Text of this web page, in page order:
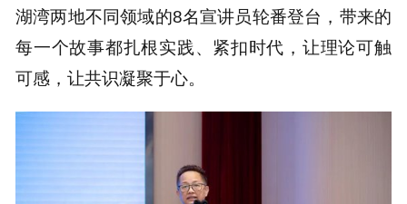
湖湾两地不同领域的8名宣讲员轮番登台，带来的
每一个故事都扎根实践、紧扣时代，让理论可触
可感，让共识凝聚于心。